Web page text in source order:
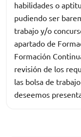
habilidades o
pudiendo ser
trabajo y/o
apartado de
Formación
revisión de los
las bolsa de
deseemos